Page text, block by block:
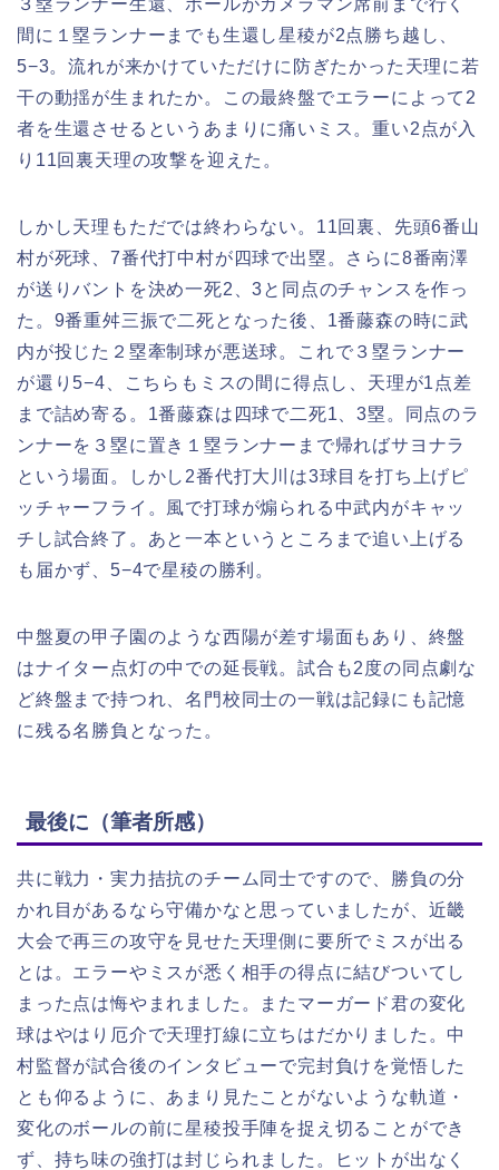
間に１塁ランナーまでも生還し星稜が2点勝ち越し、
5−3。流れが来かけていただけに防ぎたかった天理に若
干の動揺が生まれたか。この最終盤でエラーによって2
者を生還させるというあまりに痛いミス。重い2点が入
り11回裏天理の攻撃を迎えた。
しかし天理もただでは終わらない。11回裏、先頭6番山
村が死球、7番代打中村が四球で出塁。さらに8番南澤
が送りバントを決め一死2、3と同点のチャンスを作っ
た。9番重舛三振で二死となった後、1番藤森の時に武
内が投じた２塁牽制球が悪送球。これで３塁ランナー
が還り5−4、こちらもミスの間に得点し、天理が1点差
まで詰め寄る。1番藤森は四球で二死1、3塁。同点のラ
ンナーを３塁に置き１塁ランナーまで帰ればサヨナラ
という場面。しかし2番代打大川は3球目を打ち上げピ
ッチャーフライ。風で打球が煽られる中武内がキャッ
チし試合終了。あと一本というところまで追い上げる
も届かず、5−4で星稜の勝利。
中盤夏の甲子園のような西陽が差す場面もあり、終盤
はナイター点灯の中での延長戦。試合も2度の同点劇な
ど終盤まで持つれ、名門校同士の一戦は記録にも記憶
に残る名勝負となった。
最後に（筆者所感）
共に戦力・実力拮抗のチーム同士ですので、勝負の分
かれ目があるなら守備かなと思っていましたが、近畿
大会で再三の攻守を見せた天理側に要所でミスが出る
とは。エラーやミスが悉く相手の得点に結びついてし
まった点は悔やまれました。またマーガード君の変化
球はやはり厄介で天理打線に立ちはだかりました。中
村監督が試合後のインタビューで完封負けを覚悟した
とも仰るように、あまり見たことがないような軌道・
変化のボールの前に星稜投手陣を捉え切ることができ
ず、持ち味の強打は封じられました。ヒットが出なく